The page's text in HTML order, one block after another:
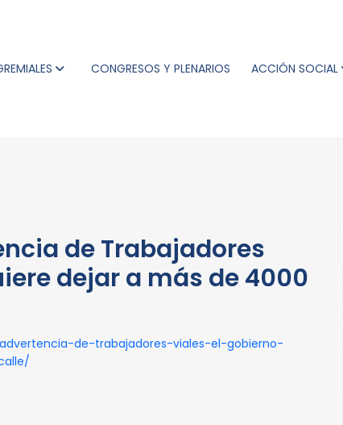
CONGRESOS Y PLENARIOS ACCIÓN SOCIAL
de Trabajadores
dejar a más de 4000
de-trabajadores-viales-el-gobierno-